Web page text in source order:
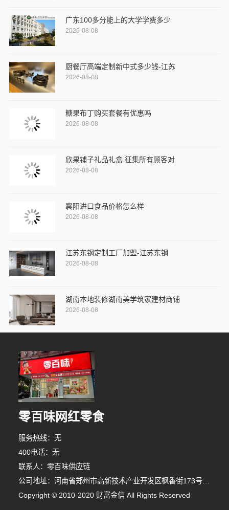
广东100多分能上的大学学费多少
2026-08-08
厨餐厅高端定制新中式多少钱-江苏
2026-08-08
糖果布丁购买套餐有优惠吗
2026-08-08
欣果铺子礼品礼盒 征集所有顾客对
2026-08-08
襄阳进口食品价格怎么样
2026-08-08
江苏东钢定制工厂加盟-江苏东钢
2026-08-08
湖南本地装修湖南美学筑家建材商铺
2026-08-08
零百味网红零食
服务热线：无
400电话：无
联系人：零百味供应链
公司地址：河南省郑州市高新技术产业开发区枫香街173号郑州天健湖智联网产业园3号楼7层706室
Copyright © 2010-2020 财富金信 All Rights Reserved